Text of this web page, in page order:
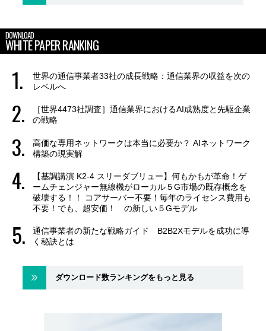
DOWNLOAD
WHITE PAPER RANKING
世界の通信事業者33社の成長戦略：通信業界の収益を次の
レベルへ
［世界4473社調査］通信業界におけるAI成熟度と先駆企業
の戦略
高価な専用ネットワークは本当に必要か？ AIネットワーク
構築の現実解
【基調講演 K2-4 スリーダブリュー】何もかもが革命！ゲ
ームチェンジャー無線機がローカル５G市場の既存概念を
破壊する！！ コアサーバー不要！毎年のライセンス費用も
不要！でも、超安価！ の新しい５Gモデル
通信事業者の新たな戦略ガイド B2B2Xモデルを成功に導
く秘訣とは
ダウンロード数ランキングをもっと見る